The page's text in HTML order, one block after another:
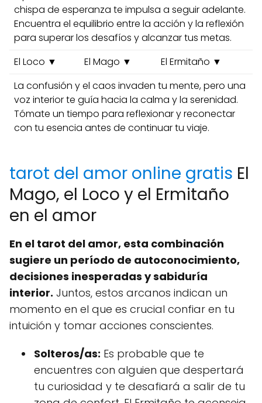
chispa de esperanza te impulsa a seguir adelante.
Encuentra el equilibrio entre la acción y la reflexión
para superar los desafíos y alcanzar tus metas.
El Loco ▼
El Mago ▼
El Ermitaño ▼
La confusión y el caos invaden tu mente, pero una
voz interior te guía hacia la calma y la serenidad.
Tómate un tiempo para reflexionar y reconectar
con tu esencia antes de continuar tu viaje.
tarot del amor online gratis El
Mago, el Loco y el Ermitaño
en el amor
En el tarot del amor, esta combinación
sugiere un período de autoconocimiento,
decisiones inesperadas y sabiduría
interior. Juntos, estos arcanos indican un
momento en el que es crucial confiar en tu
intuición y tomar acciones conscientes.
Solteros/as: Es probable que te
encuentres con alguien que despertará
tu curiosidad y te desafiará a salir de tu